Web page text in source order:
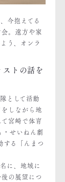
今抱えてる
。遠方や家
う、オンラ
ストの話を
として活動
しながら地
宮崎で体育
せいねん劇
する「んまつ
に、地域に
の展望につ